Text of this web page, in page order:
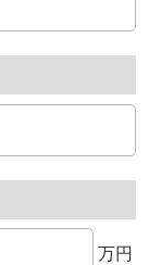
万円